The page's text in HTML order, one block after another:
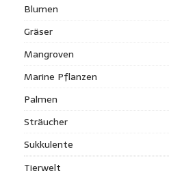
Blumen
Gräser
Mangroven
Marine Pflanzen
Palmen
Sträucher
Sukkulente
Tierwelt